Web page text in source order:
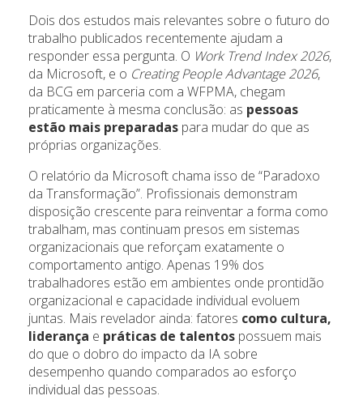
Dois dos estudos mais relevantes sobre o futuro do
trabalho publicados recentemente ajudam a
responder essa pergunta. O Work Trend Index 2026,
da Microsoft, e o Creating People Advantage 2026,
da BCG em parceria com a WFPMA, chegam
praticamente à mesma conclusão: as pessoas
estão mais preparadas para mudar do que as
próprias organizações.
O relatório da Microsoft chama isso de “Paradoxo
da Transformação”. Profissionais demonstram
disposição crescente para reinventar a forma como
trabalham, mas continuam presos em sistemas
organizacionais que reforçam exatamente o
comportamento antigo. Apenas 19% dos
trabalhadores estão em ambientes onde prontidão
organizacional e capacidade individual evoluem
juntas. Mais revelador ainda: fatores como cultura,
liderança e práticas de talentos possuem mais
do que o dobro do impacto da IA sobre
desempenho quando comparados ao esforço
individual das pessoas.